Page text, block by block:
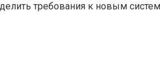
требования к новым